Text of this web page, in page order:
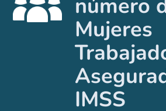
número
Mujeres
IMSS